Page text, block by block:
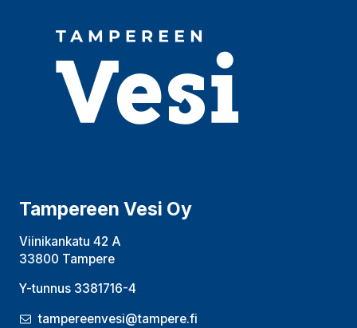
Tampereen Vesi Oy
Viinikankatu 42 A
33800 Tampere
Y-tunnus 3381716-4
tampereenvesi@tampere.fi